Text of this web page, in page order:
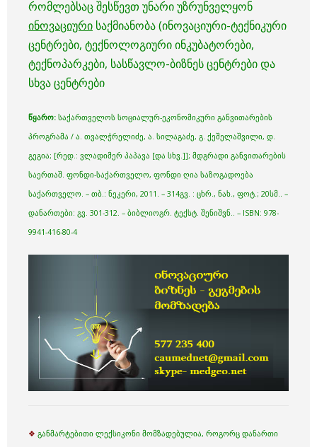
რომლებსაც შესწევთ უნარი უზრუნველყონ
ინოვაციური საქმიანობა (ინოვაციური-ტექნიკური
ცენტრები, ტექნოლოგიური ინკუბატორები,
ტექნოპარკები, სასწავლო-ბიზნეს ცენტრები და
სხვა ცენტრები
წყარო: საქართველოს სოციალურ-ეკონომიკური განვითარების
პროგრამა / ა. თვალჭრელიძე, ა. სილაგაძე, გ. ქეშელაშვილი, დ.
გეგია; [რედ.: ვლადიმერ პაპავა [და სხვ.]]; მდგრადი განვითარების
საერთაშ. ფონდი-საქართველო, ფონდი ღია საზოგადოება
საქართველო. – თბ.: ნეკერი, 2011. – 314გვ. : ცხრ., ნახ., ფოტ.; 20სმ.. –
დანართები: გვ. 301-312. – ბიბლიოგრ. ტექსტ. შენიშვნ.. – ISBN: 978-
9941-416-80-4
❖ განმარტებითი ლექსიკონი მომზადებულია, როგორც დანართი